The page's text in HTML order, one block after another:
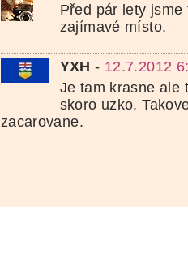
Před pár lety
zajímavé místo.
YXH - 12.7.2012
Je tam krasne ale
skoro uzko.
zacarovane.